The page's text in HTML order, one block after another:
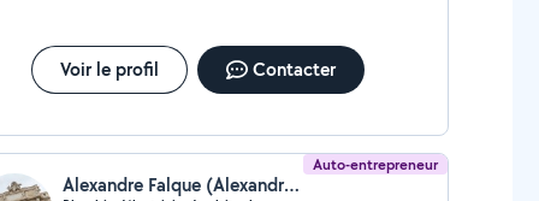
Voir le profil Contacter
Auto-entrepreneur
Alexandre Falque (Alexandre Falque)